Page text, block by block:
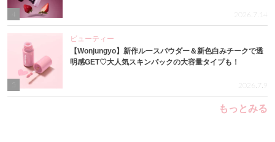
4 2026.7.14
ビューティー
【Wonjungyo】新作ルースパウダー＆新色白みチークで透
明感GET♡大人気スキンパックの大容量タイプも！
2026.7.9
もっとみる